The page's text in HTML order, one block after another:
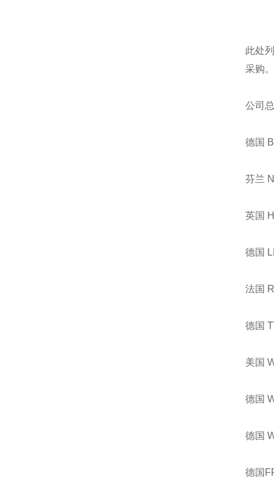
此处
采购。
公司
德国
芬兰
英国
德国
法国
德国
美国
德国
德国
德国